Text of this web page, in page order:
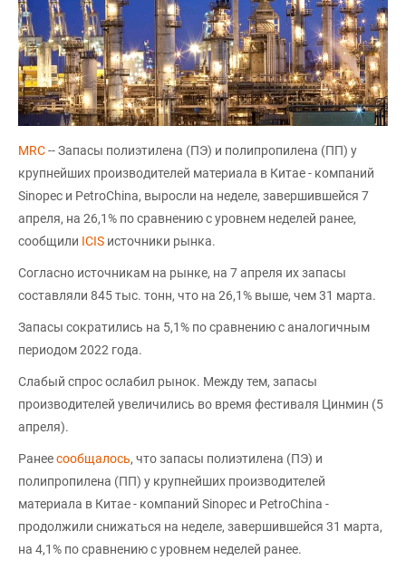
MRC-- Запасы полиэтилена (ПЭ) и полипропилена (ПП) у
крупнейших производителей материала в Китае - компаний
Sinopec и PetroChina, выросли на неделе, завершившейся 7
апреля, на 26,1% по сравнению с уровнем неделей ранее,
сообщили ICIS источники рынка.
Согласно источникам на рынке, на 7 апреля их запасы
составляли 845 тыс. тонн, что на 26,1% выше, чем 31 марта.
Запасы сократились на 5,1% по сравнению с аналогичным
периодом 2022 года.
Слабый спрос ослабил рынок. Между тем, запасы
производителей увеличились во время фестиваля Цинмин (5
апреля).
Ранеесообщалось, что запасы полиэтилена (ПЭ) и
полипропилена (ПП) у крупнейших производителей
материала в Китае - компаний Sinopec и PetroChina -
продолжили снижаться на неделе, завершившейся 31 марта,
на 4,1% по сравнению с уровнем неделей ранее.